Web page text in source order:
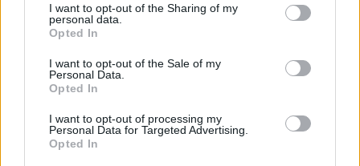
I want to opt-out of the Sharing of my
personal data.
Opted In
I want to opt-out of the Sale of my
Personal Data.
Opted In
I want to opt-out of processing my
Personal Data for Targeted Advertising.
Opted In
BEAUTY